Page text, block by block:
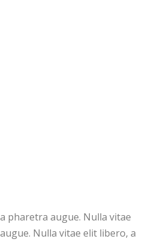
pharetra augue. Nulla vitae
Nulla vitae elit libero, a